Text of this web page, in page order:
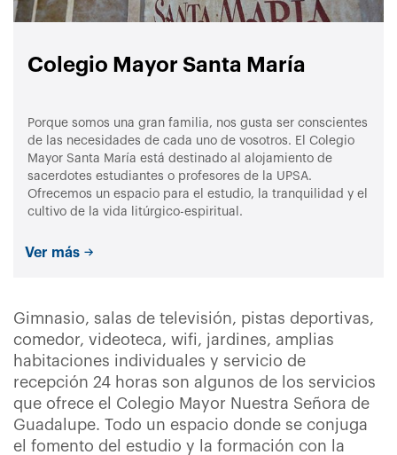
Colegio Mayor Santa María
Porque somos una gran familia, nos gusta ser conscientes
de las necesidades de cada uno de vosotros. El Colegio
Mayor Santa María está destinado al alojamiento de
sacerdotes estudiantes o profesores de la UPSA.
Ofrecemos un espacio para el estudio, la tranquilidad y el
cultivo de la vida litúrgico-espiritual.
Ver más
Gimnasio, salas de televisión, pistas deportivas,
comedor, videoteca, wifi, jardines, amplias
habitaciones individuales y servicio de
recepción 24 horas son algunos de los servicios
que ofrece el Colegio Mayor Nuestra Señora de
Guadalupe. Todo un espacio donde se conjuga
el fomento del estudio y la formación con la